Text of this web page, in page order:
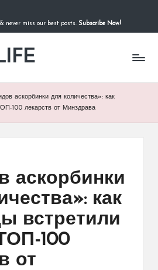
never miss our best posts. Subscribe Now!
аскорбинки для количества»: как
100 лекарств от Минздрава
аскорбинки
как
встретили
100
от